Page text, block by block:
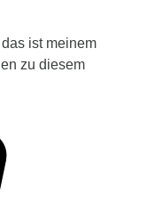
ist meinem
zu diesem